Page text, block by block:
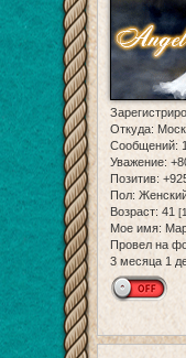
Откуда:
Сообщений:
Уважение:
Позитив:
Пол:
Возраст: 41
Мое имя:
Провел на
3 месяца 1